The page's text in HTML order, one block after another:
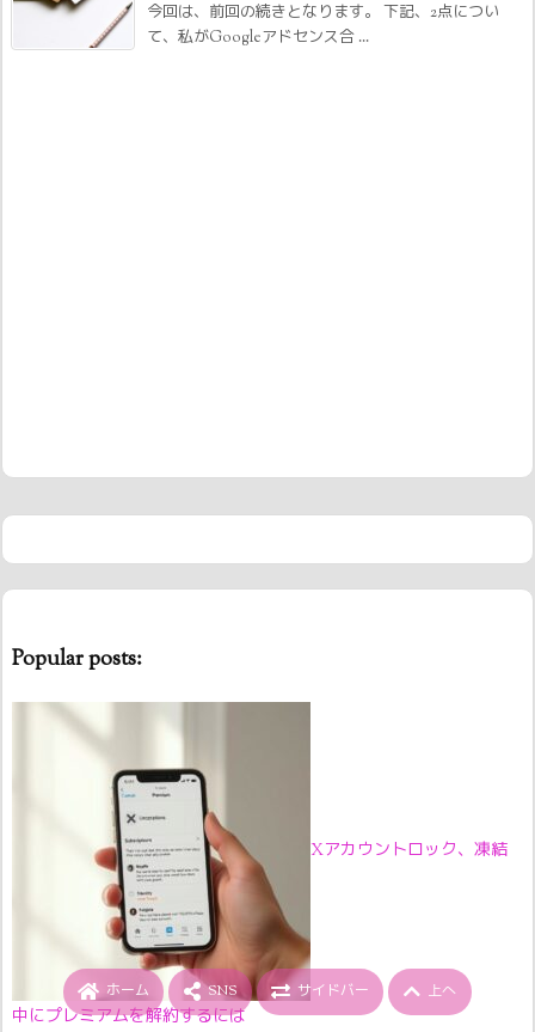
今回は、前回の続きとなります。 下記、2点につい
て、私がGoogleアドセンス合 ...
Popular posts:
Xアカウントロック、凍結
中にプレミアムを解約するには
ホーム SNS サイドバー 上へ